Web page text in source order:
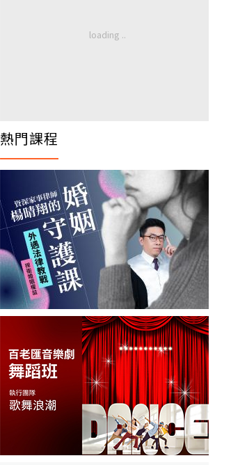
熱門課程